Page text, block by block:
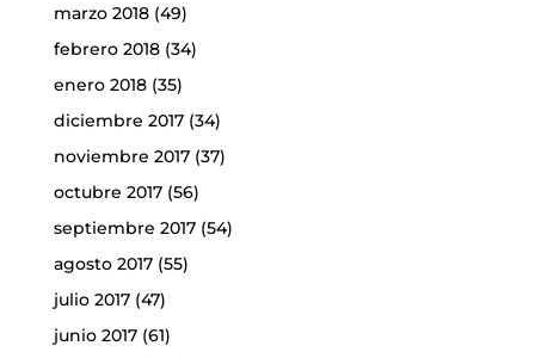
marzo 2018(49)
febrero 2018(34)
enero 2018(35)
diciembre 2017(34)
noviembre 2017(37)
octubre 2017(56)
septiembre 2017(54)
agosto 2017(55)
julio 2017(47)
junio 2017(61)